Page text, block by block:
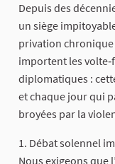
Depuis des
un siège
privation chronique
importent les
diplomatiques :
et chaque jour qui
broyées par la
1. Débat solennel
Nous exigeons que